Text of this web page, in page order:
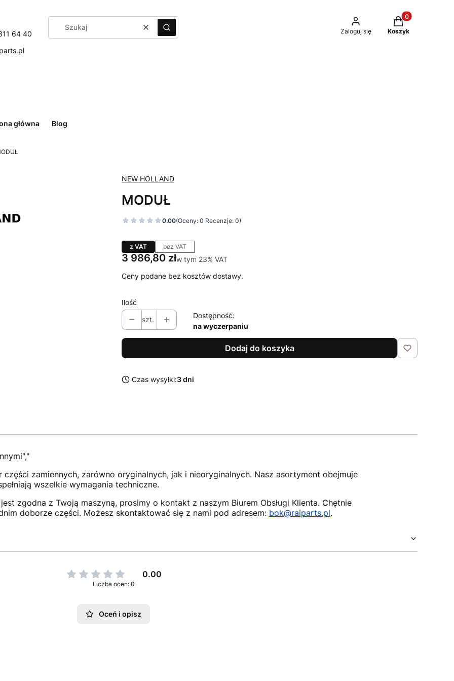
64 40
WyczyśćSzukaj Zaloguj się
Produkty w
Koszyk
główna Blog
NEW HOLLAND
MODUŁ
0.00(Oceny: 0 Recenzje: 0)
z VAT bez VAT
Cena
3 986,80 złw tym 23% VAT
w tym 23% VAT
Ceny podane bez kosztów dostawy.
Ilość
szt.
Dostępność:
na wyczerpaniu
Dodaj do koszyka
Czas wysyłki:3 dni
zamiennych, zarówno oryginalnych, jak i nieoryginalnych. Nasz asortyment obejmuje
wszelkie wymagania techniczne.
zgodna z Twoją maszyną, prosimy o kontakt z naszym Biurem Obsługi Klienta. Chętnie
doborze części. Możesz skontaktować się z nami pod adresem: bok@raiparts.pl.
0.00
Liczba ocen: 0
Oceń i opisz